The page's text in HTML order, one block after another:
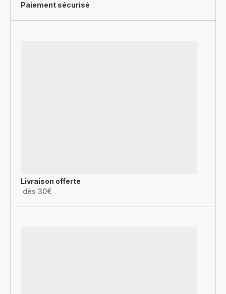
Paiement sécurisé
Livraison offerte
dès 30€